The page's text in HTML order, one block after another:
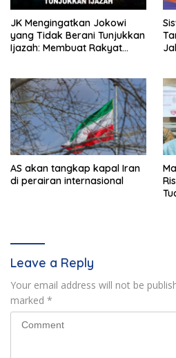
JK Mengingatkan Jokowi
yang Tidak Berani Tunjukkan
Ijazah: Membuat Rakyat
AS akan tangkap kapal Iran
di perairan internasional
Leave a Reply
Your email address will not be
marked *